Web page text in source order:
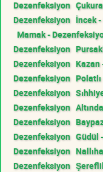
Dezenfeksiyon
Dezenfeksiyon İncek
Mamak -
Dezenfeksiyon
Dezenfeksiyon Kazan
Dezenfeksiyon
Dezenfeksiyon
Dezenfeksiyon
Dezenfeksiyon
Dezenfeksiyon Güdül
Dezenfeksiyon
Dezenfeksiyon